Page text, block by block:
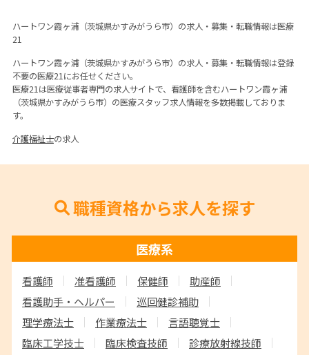
ハートワン霞ヶ浦（茨城県かすみがうら市）の求人・募集・転職情報は医療
21
ハートワン霞ヶ浦（茨城県かすみがうら市）の求人・募集・転職情報は登録
不要の医療21にお任せください。
医療21は医療従事者専門の求人サイトで、看護師を含むハートワン霞ヶ浦
（茨城県かすみがうら市）の医療スタッフ求人情報を多数掲載しておりま
す。
介護福祉士の求人
職種資格から求人を探す
医療系
看護師 准看護師 保健師
助産師
看護助手・ヘルパー
巡回健診補助
理学療法士
作業療法士
言語聴覚士
臨床工学技士
臨床検査技師
診療放射線技師